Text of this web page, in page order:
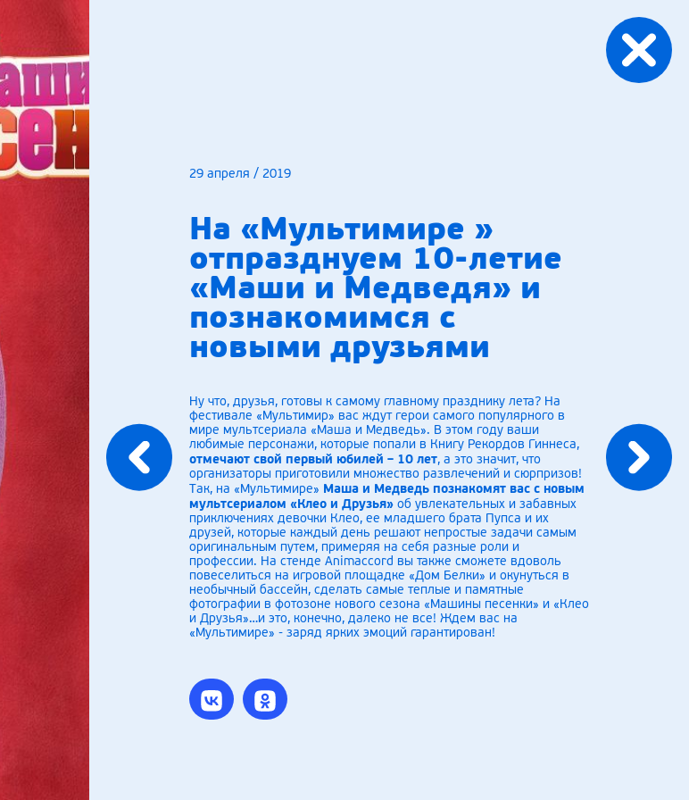
29 апреля / 2019
На «Мультимире »
отпразднуем 10-летие
«Маши и Медведя» и
познакомимся с
новыми друзьями
Ну что, друзья, готовы к самому главному празднику лета? На
фестивале «Мультимир» вас ждут герои самого популярного в
мире мультсериала «Маша и Медведь». В этом году ваши
любимые персонажи, которые попали в Книгу Рекордов Гиннеса,
отмечают свой первый юбилей – 10 лет, а это значит, что
организаторы приготовили множество развлечений и сюрпризов!
Так, на «Мультимире» Маша и Медведь познакомят вас с новым
мультсериалом «Клео и Друзья» об увлекательных и забавных
приключениях девочки Клео, ее младшего брата Пупса и их
друзей, которые каждый день решают непростые задачи самым
оригинальным путем, примеряя на себя разные роли и
профессии. На стенде Animaccord вы также сможете вдоволь
повеселиться на игровой площадке «Дом Белки» и окунуться в
необычный бассейн, сделать самые теплые и памятные
фотографии в фотозоне нового сезона «Машины песенки» и «Клео
и Друзья»…и это, конечно, далеко не все! Ждем вас на
«Мультимире» - заряд ярких эмоций гарантирован!